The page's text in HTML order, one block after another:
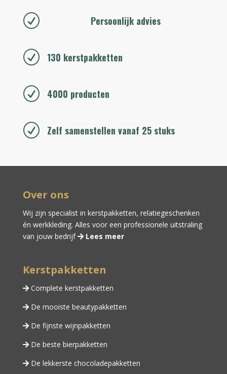
R Persoonlijk advies
R 130 kerstpakketten
R 4000 producten
R Zelf samenstellen vanaf 25 stuks
Over ons
Wij zijn specialist in kerstpakketten, relatiegeschenken
én werkkleding. Alles voor een professionele uitstraling
van jouw bedrijf
Lees meer
Kerstpakketten
Complete kerstpakketten
De mooiste beautypakketten
De fijnste wijnpakketten
De beste bierpakketten
De lekkerste chocoladepakketten